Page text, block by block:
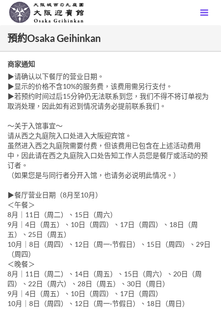
預約Osaka Geihinkan
商家通知
▶︎请确认以下餐厅的营业日期。
▶显示的价格不含10%的服务费，该费用需另行支付。
▶若预约时间过后15分钟仍无法联系到您，我们不得不将订单视为
取消处理，因此如有迟到情况请务必提前联系我们。
～关于入馆事宜～
请从西之丸庭院入口处进入大阪迎宾馆。
虽然进入西之丸庭院需要付费，但该费用已包含在上述活动费用
中，因此请在西之丸庭院入口处告知工作人员您是餐厅或活动的预
订者。
（如果您是与同行者分开入馆，也请务必说明此情况。）
▶︎餐厅营业日期（8月至10月）
＜午餐＞
8月｜11日（周二）、15日（周六）
9月｜4日（周五）、10日（周四）、17日（周四）、18日（周
五）、25日（周五）
10月｜8日（周四）、12日（周一·节假日）、15日（周四）、29日
（周四）
＜晚餐＞
8月｜11日（周二）、14日（周五）、15日（周六）、20日（周
四）、22日（周六）、28日（周五）、30日（周日）
9月｜4日（周五）、10日（周四）、17日（周四）
10月｜8日（周四）、12日（周一·节假日）、18日（周日）